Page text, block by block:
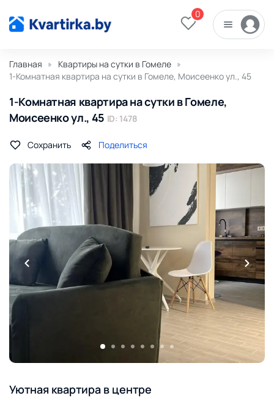
0
Главная
Квартиры на сутки в Гомеле
1-Комнатная квартира на сутки в Гомеле, Моисеенко ул., 45
1-Комнатная квартира на сутки в Гомеле,
Моисеенко ул., 45 ID: 1478
Сохранить Поделиться
Уютная квартира в центре